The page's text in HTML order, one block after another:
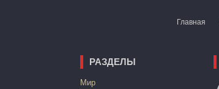
Главная
РАЗДЕЛЫ
Mир